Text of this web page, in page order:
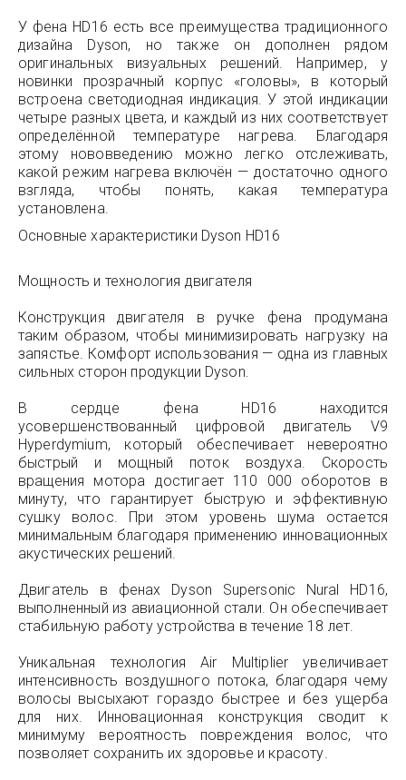
У фена HD16 есть все преимущества традиционного
дизайна Dyson, но также он дополнен рядом
оригинальных визуальных решений. Например, у
новинки прозрачный корпус «головы», в который
встроена светодиодная индикация. У этой индикации
четыре разных цвета, и каждый из них соответствует
определённой температуре нагрева. Благодаря
этому нововведению можно легко отслеживать,
какой режим нагрева включён — достаточно одного
взгляда, чтобы понять, какая температура
установлена.
Основные характеристики Dyson HD16
Мощность и технология двигателя
Конструкция двигателя в ручке фена продумана
таким образом, чтобы минимизировать нагрузку на
запястье. Комфорт использования — одна из главных
сильных сторон продукции Dyson.
В сердце фена HD16 находится
усовершенствованный цифровой двигатель V9
Hyperdymium, который обеспечивает невероятно
быстрый и мощный поток воздуха. Скорость
вращения мотора достигает 110 000 оборотов в
минуту, что гарантирует быструю и эффективную
сушку волос. При этом уровень шума остается
минимальным благодаря применению инновационных
акустических решений.
Двигатель в фенах Dyson Supersonic Nural HD16,
выполненный из авиационной стали. Он обеспечивает
стабильную работу устройства в течение 18 лет.
Уникальная технология Air Multiplier увеличивает
интенсивность воздушного потока, благодаря чему
волосы высыхают гораздо быстрее и без ущерба
для них. Инновационная конструкция сводит к
минимуму вероятность повреждения волос, что
позволяет сохранить их здоровье и красоту.